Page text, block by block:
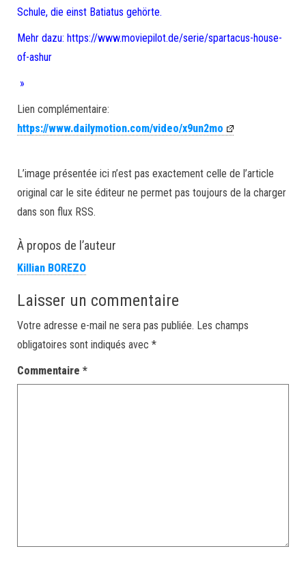
Schule, die einst Batiatus gehörte.
Mehr dazu: https://www.moviepilot.de/serie/spartacus-house-
of-ashur
»
Lien complémentaire:
https://www.dailymotion.com/video/x9un2mo
L’image présentée ici n’est pas exactement celle de l’article
original car le site éditeur ne permet pas toujours de la charger
dans son flux RSS.
À propos de l’auteur
Killian BOREZO
Laisser un commentaire
Votre adresse e-mail ne sera pas publiée. Les champs
obligatoires sont indiqués avec *
Commentaire *